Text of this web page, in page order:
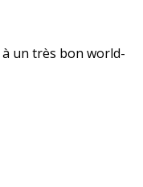
un très bon world-